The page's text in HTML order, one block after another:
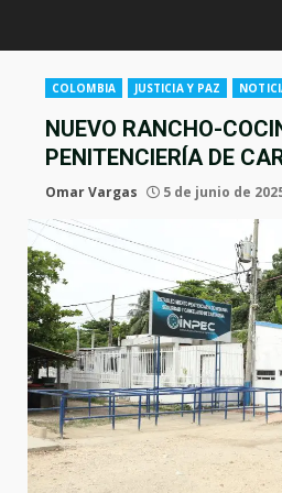
COLOMBIA JUSTICIA Y PAZ
NUEVO RANCHO-
PENITENCIERÍA DE
Omar Vargas 5 de junio de